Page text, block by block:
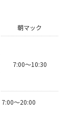
朝マック
7:00〜10:30
～20:00